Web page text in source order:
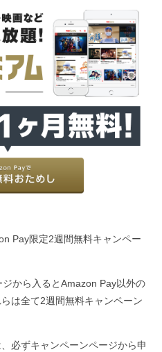
Pay限定2週間無料キャンペー
から入るとAmazon Pay以外の
は全て2週間無料キャンペーン
必ずキャンペーンページから申